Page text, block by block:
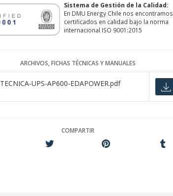
Sistema de Gestión de la Calidad:
En DMU Energy Chile nos encontramos
certificados en calidad bajo la norma
internacional ISO 9001:2015
ARCHIVOS, FICHAS TÉCNICAS Y MANUALES
UPS-AP600-EDAPOWER.pdf
COMPARTIR